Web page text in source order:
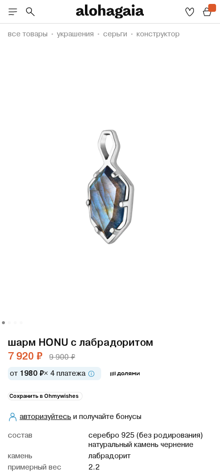
все товары украшения серьги конструктор
шарм HONU с лабрадоритом
7 920 ₽
9 900 ₽
от 1980 ₽× 4 платежа
Сохранить в Ohmywishes
авторизуйтесьи получайте бонусы
cостав
серебро 925 (без родирования)
натуральный камень чернение
камень
лабрадорит
примерный вес
2.2